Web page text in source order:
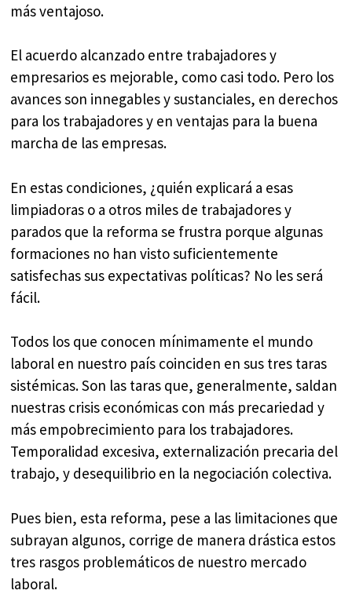
más ventajoso.
El acuerdo alcanzado entre trabajadores y
empresarios es mejorable, como casi todo. Pero los
avances son innegables y sustanciales, en derechos
para los trabajadores y en ventajas para la buena
marcha de las empresas.
En estas condiciones, ¿quién explicará a esas
limpiadoras o a otros miles de trabajadores y
parados que la reforma se frustra porque algunas
formaciones no han visto suficientemente
satisfechas sus expectativas políticas? No les será
fácil.
Todos los que conocen mínimamente el mundo
laboral en nuestro país coinciden en sus tres taras
sistémicas. Son las taras que, generalmente, saldan
nuestras crisis económicas con más precariedad y
más empobrecimiento para los trabajadores.
Temporalidad excesiva, externalización precaria del
trabajo, y desequilibrio en la negociación colectiva.
Pues bien, esta reforma, pese a las limitaciones que
subrayan algunos, corrige de manera drástica estos
tres rasgos problemáticos de nuestro mercado
laboral.